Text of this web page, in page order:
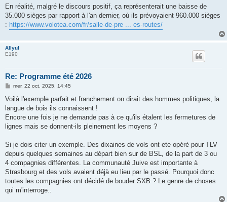
En réalité, malgré le discours positif, ça représenterait une baisse de
35.000 sièges par rapport à l'an dernier, où ils prévoyaient 960.000 sièges
: https://www.volotea.com/fr/salle-de-pre ... es-routes/
Allyul
E190
Re: Programme été 2026
M
s
a
g
mer. 22 oct. 2025, 14:45
Voilà l'exemple parfait et franchement on dirait des hommes politiques, la
langue de bois ils connaissent !
Encore une fois je ne demande pas à ce qu'ils étalent les fermetures de
lignes mais se donnent-ils pleinement les moyens ?
Si je dois citer un exemple. Des dixaines de vols ont ete opéré pour TLV
depuis quelques semaines au départ bien sur de BSL, de la part de 3 ou
4 compagnies différentes. La communauté Juive est importante à
Strasbourg et des vols avaient déjà eu lieu par le passé. Pourquoi donc
toutes les compagnies ont décidé de bouder SXB ? Le genre de choses
qui m'interroge..